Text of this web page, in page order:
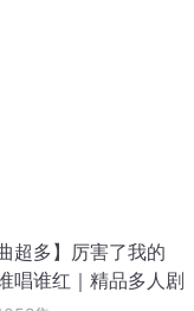
曲超多】厉害了我的
唱谁红｜精品多人剧